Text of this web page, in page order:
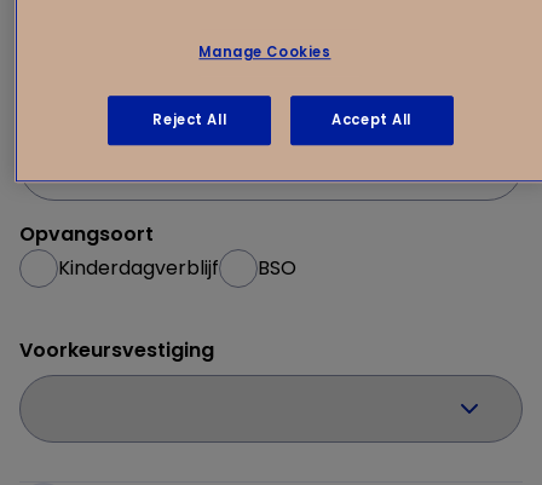
Gewenste startdatum
Opvangsoort
Kinderdagverblijf
BSO
Voorkeursvestiging
Manage Cookies
Reject All Accept All